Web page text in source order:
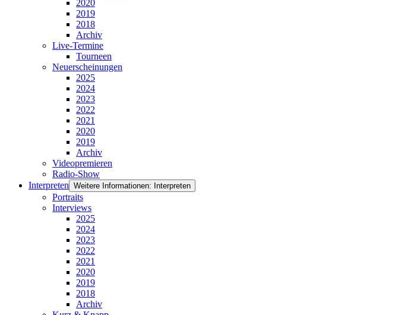
2020
2019
2018
Archiv
Live-Termine
Tourneen
Neuerscheinungen
2025
2024
2023
2022
2021
2020
2019
Archiv
Videopremieren
Radio-Show
Interpreten Weitere Informationen: Interpreten
Portraits
Interviews
2025
2024
2023
2022
2021
2020
2019
2018
Archiv